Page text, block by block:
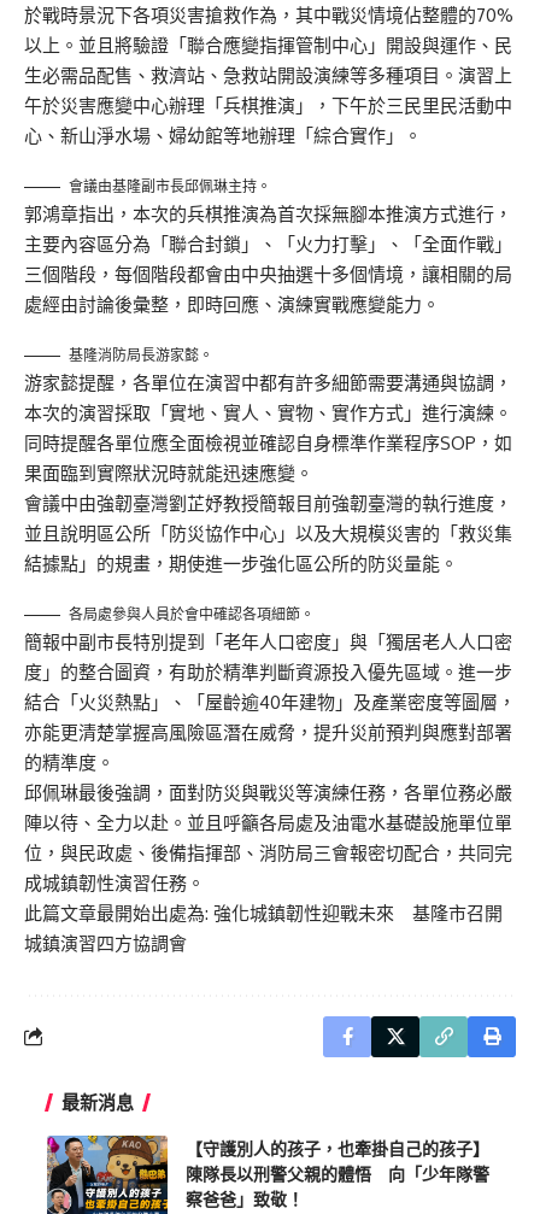
於戰時景況下各項災害搶救作為，其中戰災情境佔整體的70%
以上。並且將驗證「聯合應變指揮管制中心」開設與運作、民
生必需品配售、救濟站、急救站開設演練等多種項目。演習上
午於災害應變中心辦理「兵棋推演」，下午於三民里民活動中
心、新山淨水場、婦幼館等地辦理「綜合實作」。
會議由基隆副市長邱佩琳主持。
郭鴻章指出，本次的兵棋推演為首次採無腳本推演方式進行，
主要內容區分為「聯合封鎖」、「火力打擊」、「全面作戰」
三個階段，每個階段都會由中央抽選十多個情境，讓相關的局
處經由討論後彙整，即時回應、演練實戰應變能力。
基隆消防局長游家懿。
游家懿提醒，各單位在演習中都有許多細節需要溝通與協調，
本次的演習採取「實地、實人、實物、實作方式」進行演練。
同時提醒各單位應全面檢視並確認自身標準作業程序SOP，如
果面臨到實際狀況時就能迅速應變。
會議中由強韌臺灣劉芷妤教授簡報目前強韌臺灣的執行進度，
並且說明區公所「防災協作中心」以及大規模災害的「救災集
結據點」的規畫，期使進一步強化區公所的防災量能。
各局處參與人員於會中確認各項細節。
簡報中副市長特別提到「老年人口密度」與「獨居老人人口密
度」的整合圖資，有助於精準判斷資源投入優先區域。進一步
結合「火災熱點」、「屋齡逾40年建物」及產業密度等圖層，
亦能更清楚掌握高風險區潛在威脅，提升災前預判與應對部署
的精準度。
邱佩琳最後強調，面對防災與戰災等演練任務，各單位務必嚴
陣以待、全力以赴。並且呼籲各局處及油電水基礎設施單位單
位，與民政處、後備指揮部、消防局三會報密切配合，共同完
成城鎮韌性演習任務。
此篇文章最開始出處為: 強化城鎮韌性迎戰未來 基隆市召開
城鎮演習四方協調會
最新消息
【守護別人的孩子，也牽掛自己的孩子】
陳隊長以刑警父親的體悟 向「少年隊警
察爸爸」致敬！